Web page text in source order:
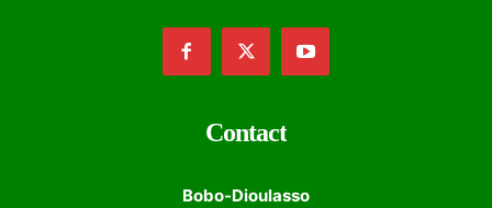
Contact
Bobo-Dioulasso